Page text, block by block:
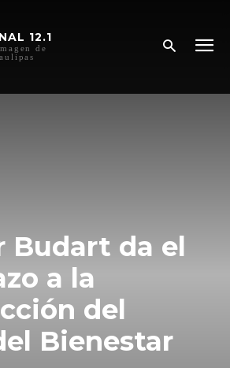
12.1
de
Budart da el
a la
del
Bienestar